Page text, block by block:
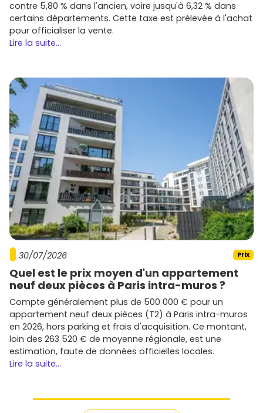
contre 5,80 % dans l'ancien, voire jusqu'à 6,32 % dans
certains départements. Cette taxe est prélevée à l'achat
pour officialiser la vente.
Lire la suite...
30/07/2026 Prix
Quel est le prix moyen d'un appartement
neuf deux pièces à Paris intra-muros ?
Compte généralement plus de 500 000 € pour un
appartement neuf deux pièces (T2) à Paris intra-muros
en 2026, hors parking et frais d'acquisition. Ce montant,
loin des 263 520 € de moyenne régionale, est une
estimation, faute de données officielles locales.
Lire la suite...